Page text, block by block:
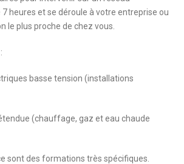
heures et se déroule à votre entreprise ou
le plus proche de chez vous.
basse tension (installations
(chauffage, gaz et eau chaude
sont des formations très spécifiques.